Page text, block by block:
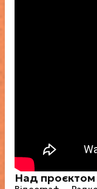
Над